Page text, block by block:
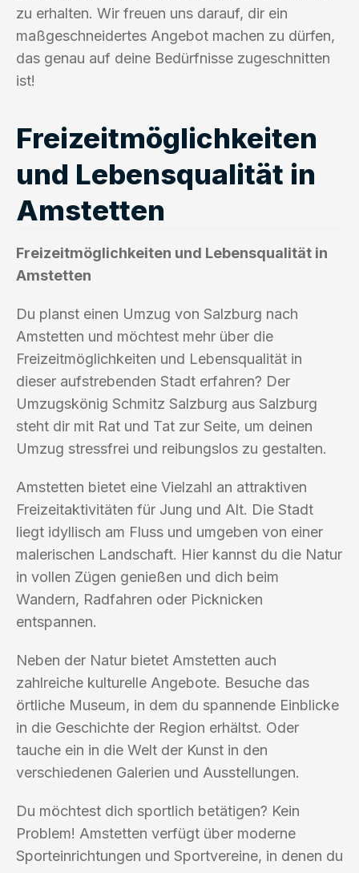
zu erhalten. Wir freuen uns darauf, dir ein
maßgeschneidertes Angebot machen zu dürfen,
das genau auf deine Bedürfnisse zugeschnitten
ist!
Freizeitmöglichkeiten
und Lebensqualität in
Amstetten
Freizeitmöglichkeiten und Lebensqualität in
Amstetten
Du planst einen Umzug von Salzburg nach
Amstetten und möchtest mehr über die
Freizeitmöglichkeiten und Lebensqualität in
dieser aufstrebenden Stadt erfahren? Der
Umzugskönig Schmitz Salzburg aus Salzburg
steht dir mit Rat und Tat zur Seite, um deinen
Umzug stressfrei und reibungslos zu gestalten.
Amstetten bietet eine Vielzahl an attraktiven
Freizeitaktivitäten für Jung und Alt. Die Stadt
liegt idyllisch am Fluss und umgeben von einer
malerischen Landschaft. Hier kannst du die Natur
in vollen Zügen genießen und dich beim
Wandern, Radfahren oder Picknicken
entspannen.
Neben der Natur bietet Amstetten auch
zahlreiche kulturelle Angebote. Besuche das
örtliche Museum, in dem du spannende Einblicke
in die Geschichte der Region erhältst. Oder
tauche ein in die Welt der Kunst in den
verschiedenen Galerien und Ausstellungen.
Du möchtest dich sportlich betätigen? Kein
Problem! Amstetten verfügt über moderne
Sporteinrichtungen und Sportvereine, in denen du